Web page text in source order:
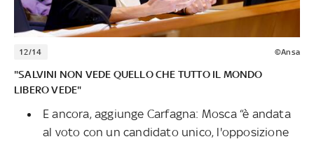
12/14 ©Ansa
"SALVINI NON VEDE QUELLO CHE TUTTO IL MONDO
LIBERO VEDE"
E ancora, aggiunge Carfagna: Mosca “è andata
al voto con un candidato unico, l'opposizione